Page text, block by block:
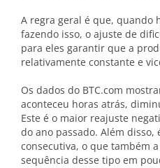
A regra geral é que, quando
fazendo isso, o ajuste de
para eles garantir que a
relativamente constante e
Os dados do BTC.com
aconteceu horas atrás,
Este é o maior reajuste
do ano passado. Além disso,
consecutiva, o que também
sequência desse tipo em